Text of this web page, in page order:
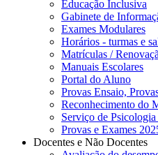
Educação Inclusiva
Gabinete de
Exames Modulares
Horários - turmas e
Matrículas /
Manuais Escolares
Portal do Aluno
Provas Ensaio,
Reconhecimento do
Serviço de
Provas e Exames
Docentes e Não Docentes